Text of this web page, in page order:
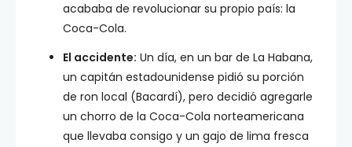
acababa de revolucionar su propio país: la
Coca-Cola.
El accidente: Un día, en un bar de La Habana,
un capitán estadounidense pidió su porción
de ron local (Bacardí), pero decidió agregarle
un chorro de la Coca-Cola norteamericana
que llevaba consigo y un gajo de lima fresca